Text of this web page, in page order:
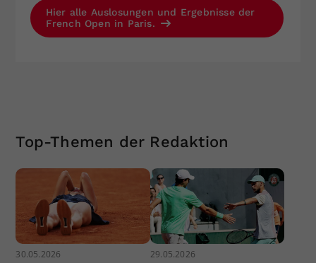
Hier alle Auslosungen und Ergebnisse der
French Open in Paris.
Top-Themen der Redaktion
30.05.2026 29.05.2026